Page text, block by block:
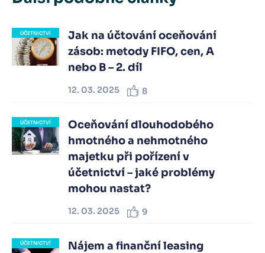
ÚČETNICTVÍ
Jak na účtování oceňování
zásob: metody FIFO, cen, A
nebo B – 2. díl
12. 03. 2025 8
ÚČETNICTVÍ
Oceňování dlouhodobého
hmotného a nehmotného
majetku při pořízení v
účetnictví – jaké problémy
mohou nastat?
12. 03. 2025 9
ÚČETNICTVÍ
Nájem a finanční leasing